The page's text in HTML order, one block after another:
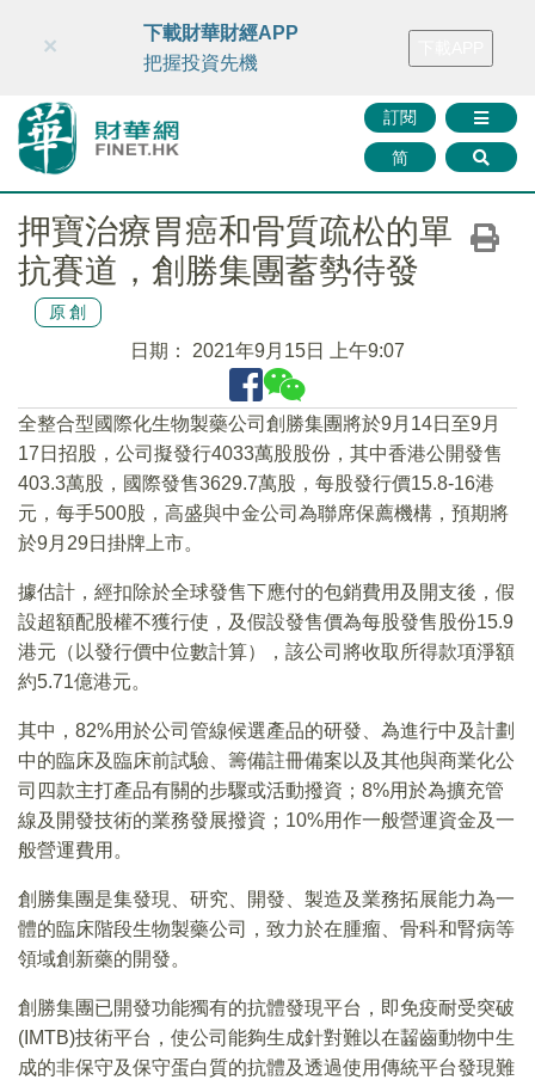
財華智庫網 FINTV FINMETA 財華證券 媒體矩陣
訂閱
简
×
下載財華財經APP
把握投資先機
押寶治療胃癌和骨質疏松的單
抗賽道，創勝集團蓄勢待發
原創
日期： 2021年9月15日 上午9:07
全整合型國際化生物製藥公司創勝集團將於9月14日至9月
17日招股，公司擬發行4033萬股股份，其中香港公開發售
403.3萬股，國際發售3629.7萬股，每股發行價15.8-16港
元，每手500股，高盛與中金公司為聯席保薦機構，預期將
於9月29日掛牌上市。
據估計，經扣除於全球發售下應付的包銷費用及開支後，假
設超額配股權不獲行使，及假設發售價為每股發售股份15.9
港元（以發行價中位數計算），該公司將收取所得款項淨額
約5.71億港元。
其中，82%用於公司管線候選產品的研發、為進行中及計劃
中的臨床及臨床前試驗、籌備註冊備案以及其他與商業化公
司四款主打產品有關的步驟或活動撥資；8%用於為擴充管
線及開發技術的業務發展撥資；10%用作一般營運資金及一
般營運費用。
創勝集團是集發現、研究、開發、製造及業務拓展能力為一
體的臨床階段生物製藥公司，致力於在腫瘤、骨科和腎病等
領域創新藥的開發。
創勝集團已開發功能獨有的抗體發現平台，即免疫耐受突破
(IMTB)技術平台，使公司能夠生成針對難以在齧齒動物中生
成的非保守及保守蛋白質的抗體及透過使用傳統平台發現難